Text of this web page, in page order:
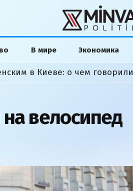
В мире Экономика
в Киеве: о чем говорили
велосипед